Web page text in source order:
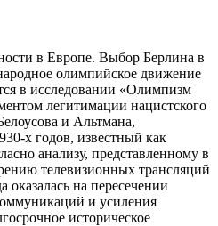
в Европе. Выбор Берлина в
олимпийское движение
в исследовании «Олимпизм
легитимации нацистского
и Альтмана,
х годов, известный как
анализу, представленному в
телевизионных трансляций
на пересечении
и усиления
историческое